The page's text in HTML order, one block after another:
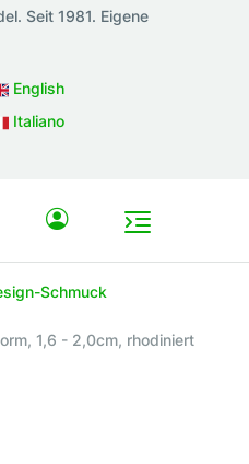
Seit 1981. Eigene
English
Italiano
Schmuck
1,6 - 2,0cm, rhodiniert